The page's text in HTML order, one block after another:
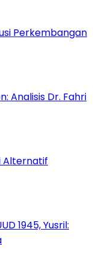
Perkembangan
Analisis Dr. Fahri
Alternatif
1945, Yusril: